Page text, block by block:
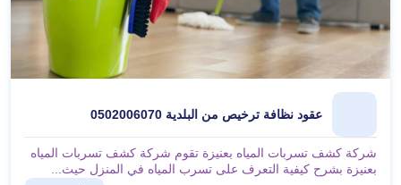
عقود نظافة ترخيص من البلدية 0502006070
شركة كشف تسربات المياه بعنيزة تقوم شركة كشف تسربات المياه
بعنيزة بشرح كيفية التعرف على تسرب المياه في المنزل حيث...